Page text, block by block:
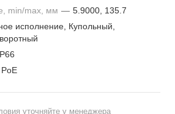
min/max, мм — 5.9000, 135.7
исполнение, Купольный,
уточняйте у менеджера